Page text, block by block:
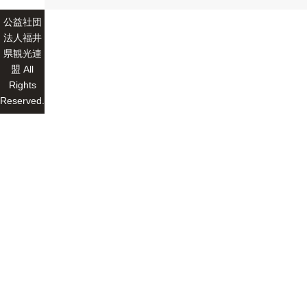
公益社団
法人福井
県観光連
盟 All
Rights
Reserved.